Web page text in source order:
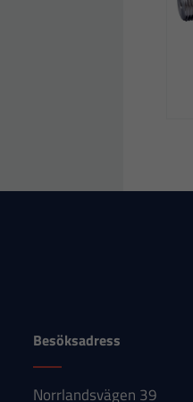
Besöksadress
Norrlandsvägen 39